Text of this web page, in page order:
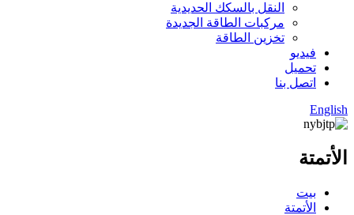
النقل بالسكك الحديدية
مركبات الطاقة الجديدة
تخزين الطاقة
فيديو
تحميل
اتصل بنا
English
الأتمتة
بيت
الأتمتة